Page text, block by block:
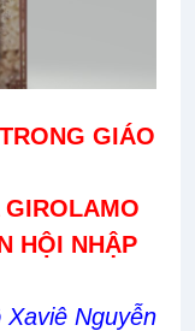
GIÁO
HỘI NHẬP
Xaviê Nguyễn